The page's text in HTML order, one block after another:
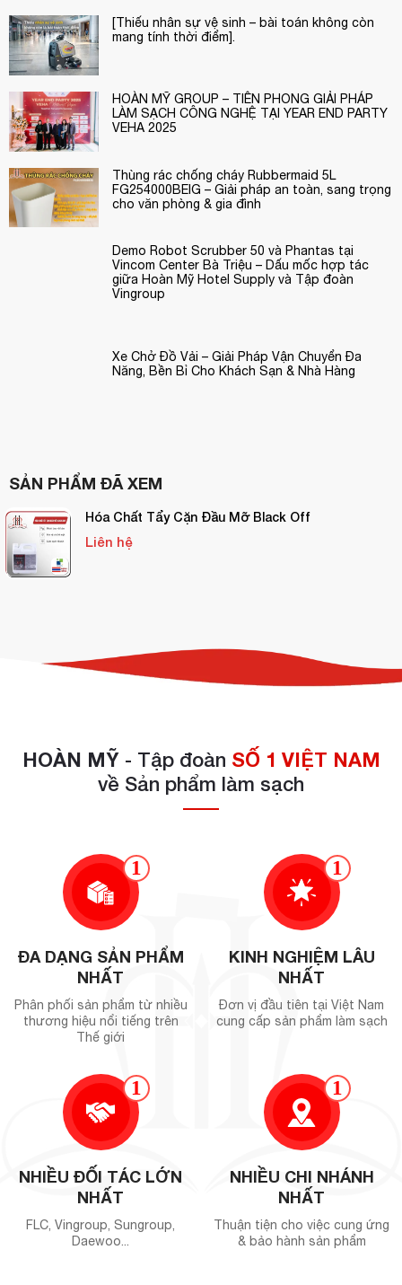
[Thiếu nhân sự vệ sinh – bài toán không còn
mang tính thời điểm].
HOÀN MỸ GROUP – TIÊN PHONG GIẢI PHÁP
LÀM SẠCH CÔNG NGHỆ TẠI YEAR END PARTY
VEHA 2025
Thùng rác chống cháy Rubbermaid 5L
FG254000BEIG – Giải pháp an toàn, sang trọng
cho văn phòng & gia đình
Demo Robot Scrubber 50 và Phantas tại
Vincom Center Bà Triệu – Dấu mốc hợp tác
giữa Hoàn Mỹ Hotel Supply và Tập đoàn
Vingroup
Xe Chở Đồ Vải – Giải Pháp Vận Chuyển Đa
Năng, Bền Bỉ Cho Khách Sạn & Nhà Hàng
SẢN PHẨM ĐÃ XEM
Hóa Chất Tẩy Cặn Đầu Mỡ Black Off
Liên hệ
HOÀN MỸ- Tập đoàn SỐ 1 VIỆT NAM
về Sản phẩm làm sạch
1
ĐA DẠNG SẢN PHẨM
NHẤT
Phân phối sản phẩm từ nhiều
thương hiệu nổi tiếng trên
Thế giới
1
KINH NGHIỆM LÂU
NHẤT
Đơn vị đầu tiên tại Việt Nam
cung cấp sản phẩm làm sạch
1
NHIỀU ĐỐI TÁC LỚN
NHẤT
FLC, Vingroup, Sungroup,
Daewoo...
1
NHIỀU CHI NHÁNH
NHẤT
Thuận tiện cho việc cung ứng
& bảo hành sản phẩm